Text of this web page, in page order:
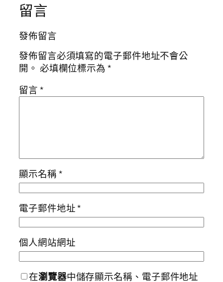
留言
發佈留言
發佈留言必須填寫的電子郵件地址不會公
開。 必填欄位標示為*
留言*
顯示名稱*
電子郵件地址*
個人網站網址
在瀏覽器中儲存顯示名稱、電子郵件地址